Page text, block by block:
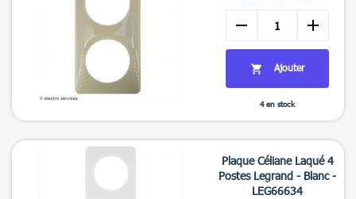

remove add
 Ajouter
4 en stock
Plaque Céliane Laqué 4
Postes Legrand - Blanc -
LEG66634